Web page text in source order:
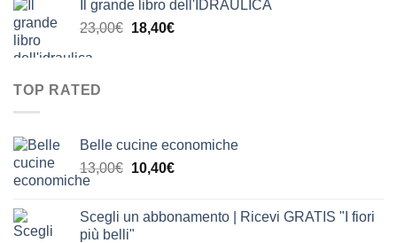
prezzo:
da
Il grande libro dell'IDRAULICA
23,00€ Il
18,40€Il
TOP RATED
Belle cucine economiche
13,00€ Il
era:
10,40€Il
è:
Scegli un abbonamento | Ricevi GRATIS "I fiori
più belli"